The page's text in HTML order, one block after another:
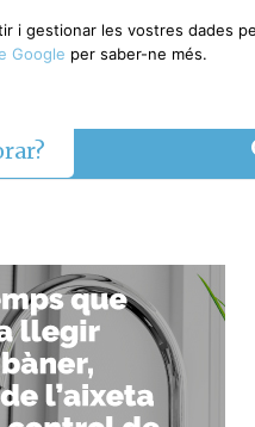
i gestionar les vostres dades
Google per saber-ne més.